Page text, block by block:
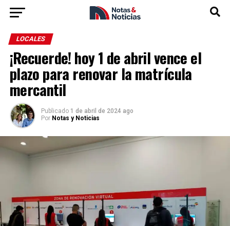
LOCALES
¡Recuerde! hoy 1 de abril vence el
plazo para renovar la matrícula
mercantil
Publicado 1 de abril de 2024 ago
Por Notas y Noticias